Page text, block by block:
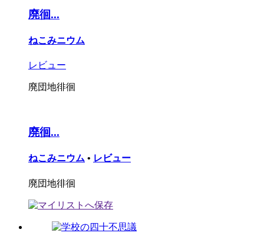
廃徊...
ねこみニウム
レビュー
廃団地徘徊
廃徊...
ねこみニウム • レビュー
廃団地徘徊